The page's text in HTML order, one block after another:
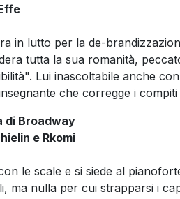
in lutto per la de-
tutta la sua romanità,
Lui inascoltabile anche
che corregge i compiti
di Broadway
e Rkomi
le scale e si siede al
ma nulla per cui strapparsi i